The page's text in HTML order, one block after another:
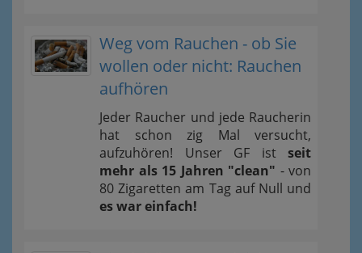
Weg vom Rauchen - ob Sie
wollen oder nicht: Rauchen
aufhören
Jeder Raucher und jede Raucherin
hat schon zig Mal versucht,
aufzuhören! Unser GF ist seit
mehr als 15 Jahren "clean" - von
80 Zigaretten am Tag auf Null und
es war einfach!